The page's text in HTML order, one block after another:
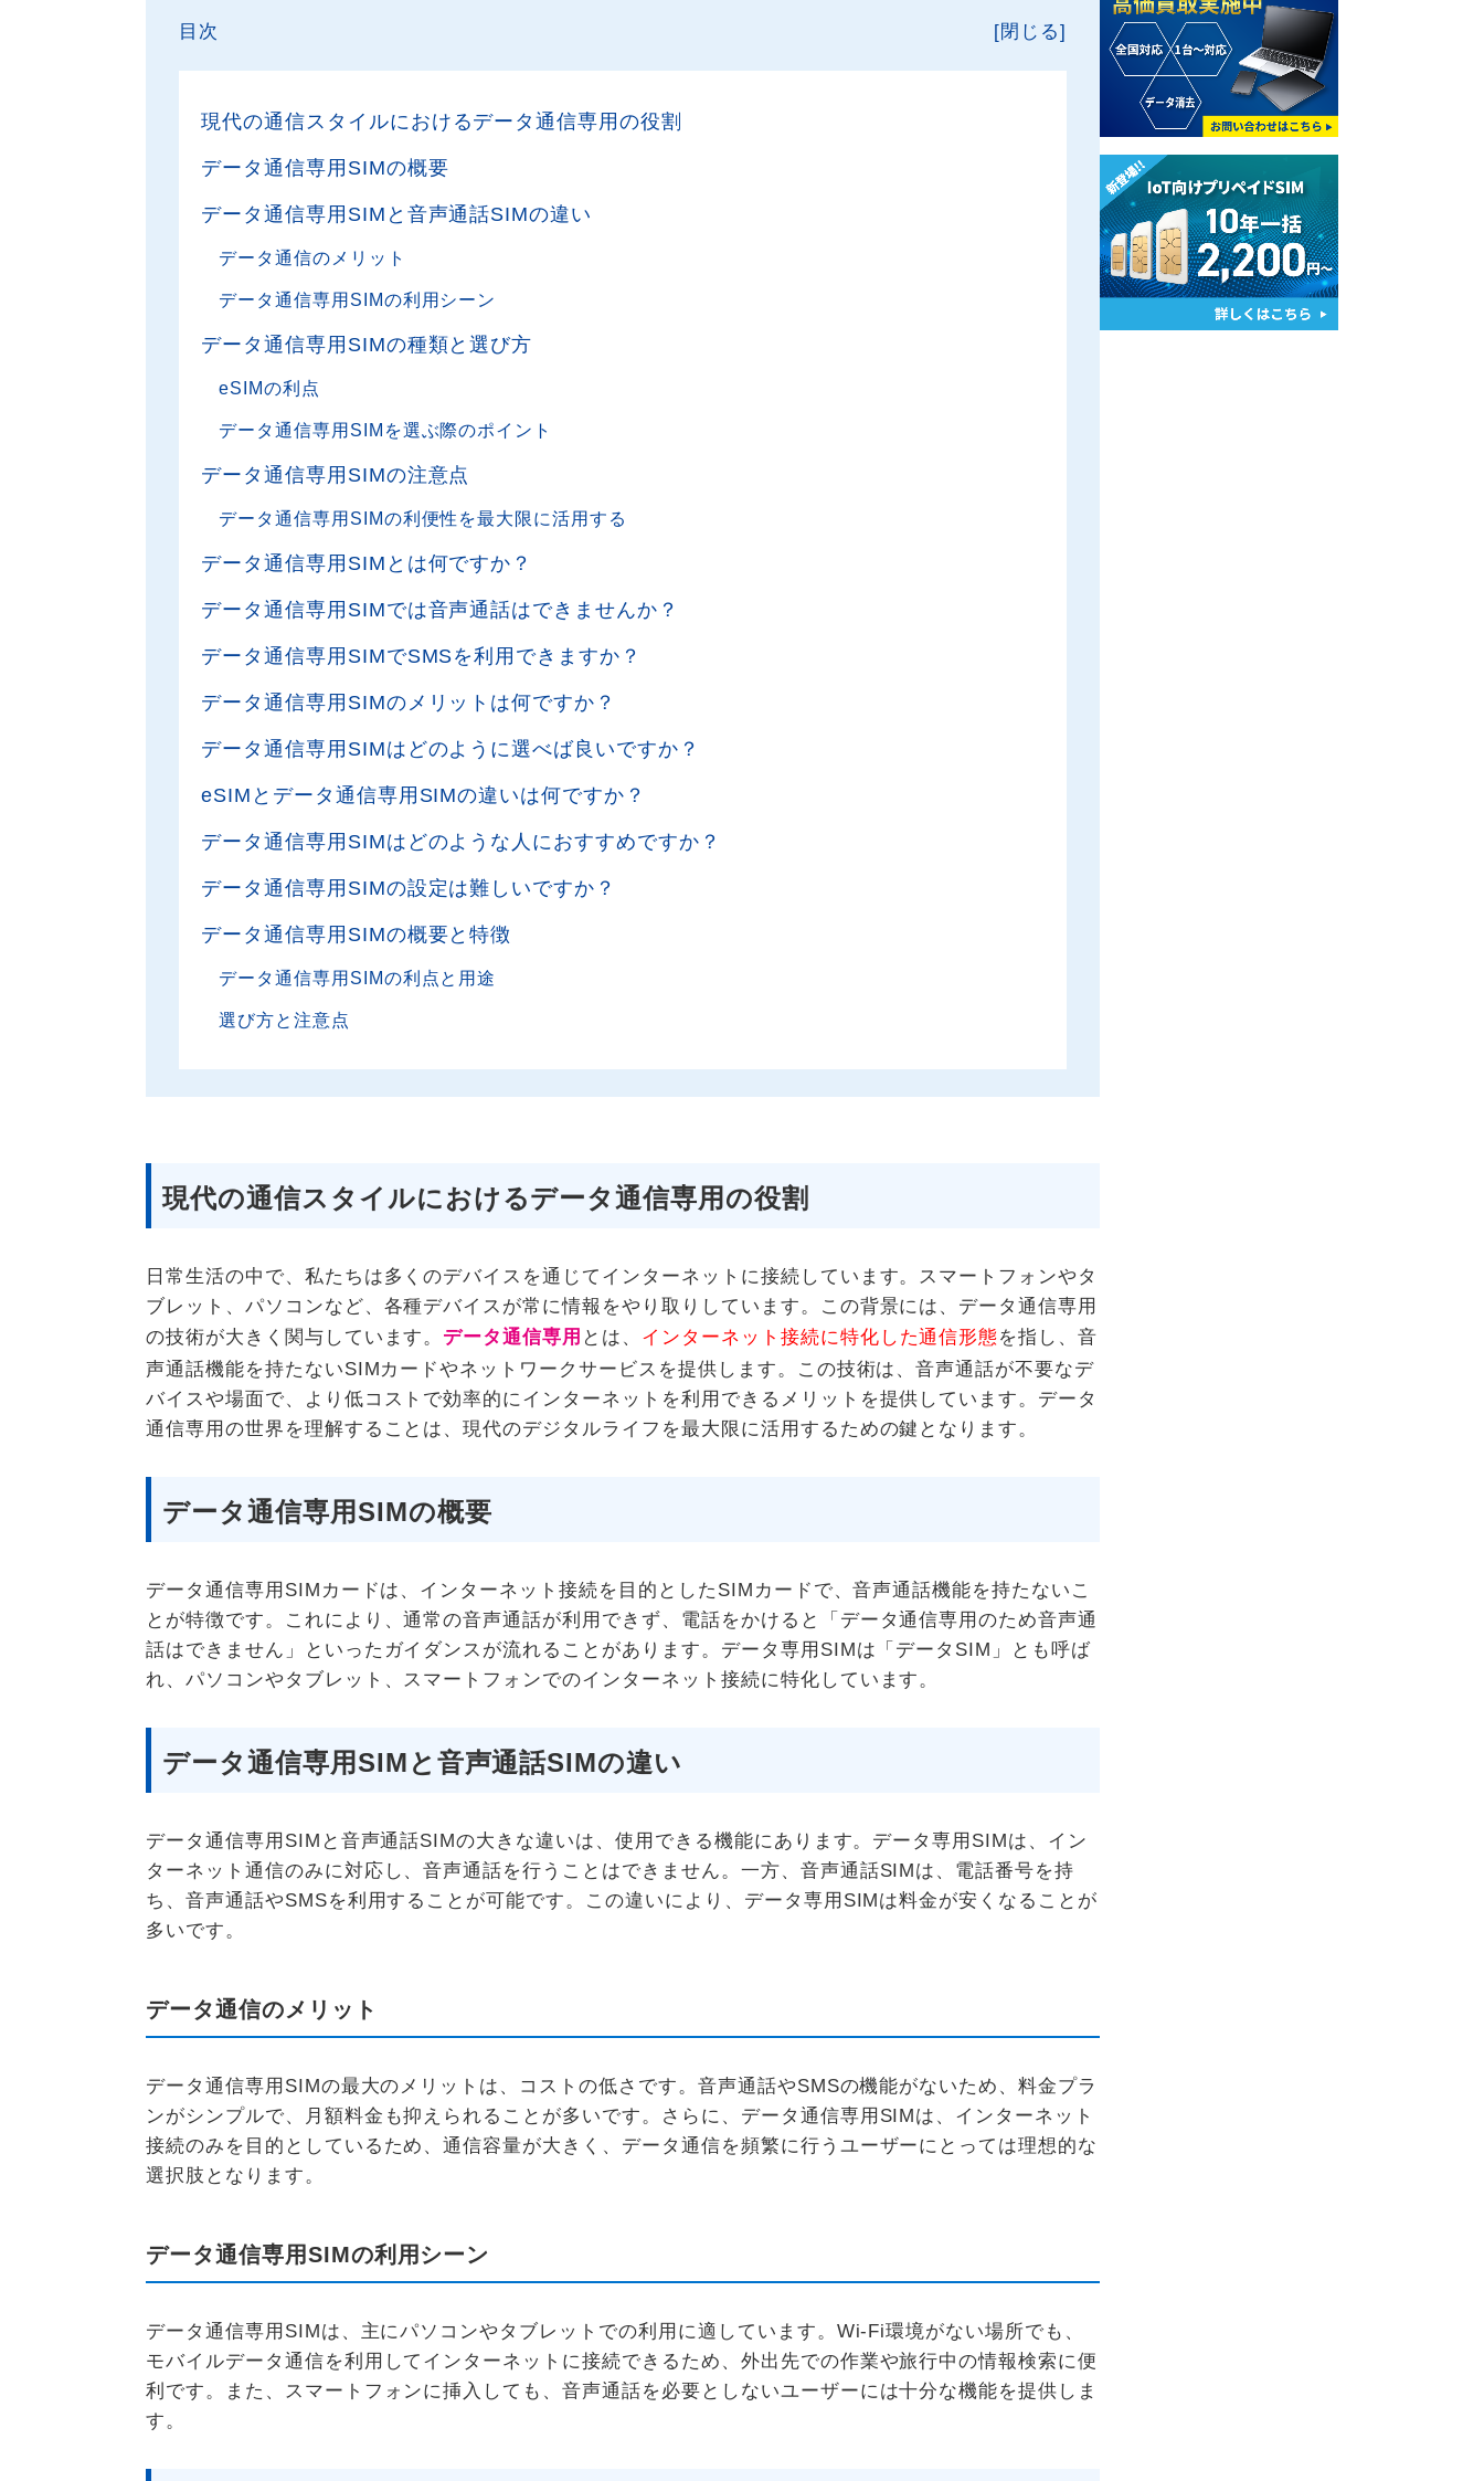
目次 [閉じる]
現代の通信スタイルにおけるデータ通信専用の役割
データ通信専用SIMの概要
データ通信専用SIMと音声通話SIMの違い
データ通信のメリット
データ通信専用SIMの利用シーン
データ通信専用SIMの種類と選び方
eSIMの利点
データ通信専用SIMを選ぶ際のポイント
データ通信専用SIMの注意点
データ通信専用SIMの利便性を最大限に活用する
データ通信専用SIMとは何ですか？
データ通信専用SIMでは音声通話はできませんか？
データ通信専用SIMでSMSを利用できますか？
データ通信専用SIMのメリットは何ですか？
データ通信専用SIMはどのように選べば良いですか？
eSIMとデータ通信専用SIMの違いは何ですか？
データ通信専用SIMはどのような人におすすめですか？
データ通信専用SIMの設定は難しいですか？
データ通信専用SIMの概要と特徴
データ通信専用SIMの利点と用途
選び方と注意点
現代の通信スタイルにおけるデータ通信専用の役割
日常生活の中で、私たちは多くのデバイスを通じてインターネットに接続しています。スマートフォンやタ
ブレット、パソコンなど、各種デバイスが常に情報をやり取りしています。この背景には、データ通信専用
の技術が大きく関与しています。 データ通信専用 とは、 インターネット接続に特化した通信形態を指し、音
声通話機能を持たないSIMカードやネットワークサービスを提供します。この技術は、音声通話が不要なデ
バイスや場面で、より低コストで効率的にインターネットを利用できるメリットを提供しています。データ
通信専用の世界を理解することは、現代のデジタルライフを最大限に活用するための鍵となります。
データ通信専用SIMの概要
データ通信専用SIMカードは、インターネット接続を目的としたSIMカードで、音声通話機能を持たないこ
とが特徴です。これにより、通常の音声通話が利用できず、電話をかけると「データ通信専用のため音声通
話はできません」といったガイダンスが流れることがあります。データ専用SIMは「データSIM」とも呼ば
れ、パソコンやタブレット、スマートフォンでのインターネット接続に特化しています。
データ通信専用SIMと音声通話SIMの違い
データ通信専用SIMと音声通話SIMの大きな違いは、使用できる機能にあります。データ専用SIMは、イン
ターネット通信のみに対応し、音声通話を行うことはできません。一方、音声通話SIMは、電話番号を持
ち、音声通話やSMSを利用することが可能です。この違いにより、データ専用SIMは料金が安くなることが
多いです。
データ通信のメリット
データ通信専用SIMの最大のメリットは、コストの低さです。音声通話やSMSの機能がないため、料金プラ
ンがシンプルで、月額料金も抑えられることが多いです。さらに、データ通信専用SIMは、インターネット
接続のみを目的としているため、通信容量が大きく、データ通信を頻繁に行うユーザーにとっては理想的な
選択肢となります。
データ通信専用SIMの利用シーン
データ通信専用SIMは、主にパソコンやタブレットでの利用に適しています。Wi-Fi環境がない場所でも、
モバイルデータ通信を利用してインターネットに接続できるため、外出先での作業や旅行中の情報検索に便
利です。また、スマートフォンに挿入しても、音声通話を必要としないユーザーには十分な機能を提供しま
す。